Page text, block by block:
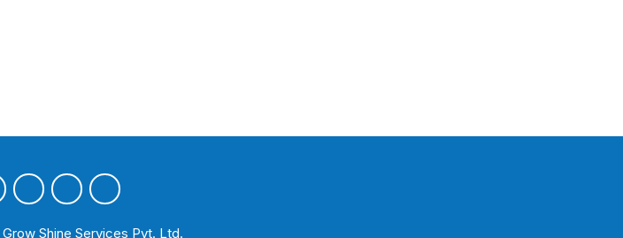
Grow Shine Services Pvt. Ltd.